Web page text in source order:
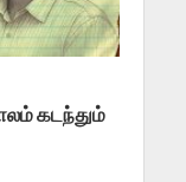
கடந்தும்